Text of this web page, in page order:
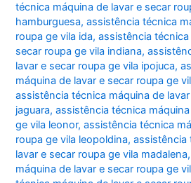
técnica máquina de lavar e secar
hamburguesa,assistência técnica
roupa ge vila ida,assistência
secar roupa ge vila indiana,
lavar e secar roupa ge vila ipojuca,
máquina de lavar e secar roupa ge
assistência técnica máquina de
jaguara,assistência técnica
ge vila leonor,assistência técnica
roupa ge vila leopoldina,assistência
lavar e secar roupa ge vila madalena
máquina de lavar e secar roupa ge